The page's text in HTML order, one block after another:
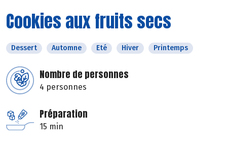
Cookies aux fruits secs
Dessert Automne Eté Hiver Printemps
Nombre de personnes
4 personnes
Préparation
15 min